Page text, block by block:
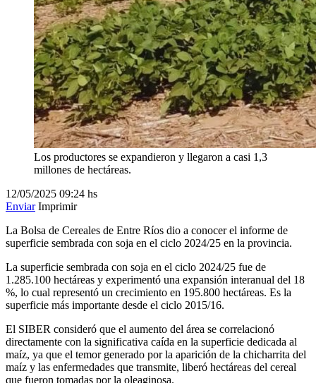
Los productores se expandieron y llegaron a casi 1,3
millones de hectáreas.
12/05/2025 09:24 hs
Enviar Imprimir
La Bolsa de Cereales de Entre Ríos dio a conocer el informe de
superficie sembrada con soja en el ciclo 2024/25 en la provincia.
La superficie sembrada con soja en el ciclo 2024/25 fue de
1.285.100 hectáreas y experimentó una expansión interanual del 18
%, lo cual representó un crecimiento en 195.800 hectáreas. Es la
superficie más importante desde el ciclo 2015/16.
El SIBER consideró que el aumento del área se correlacionó
directamente con la significativa caída en la superficie dedicada al
maíz, ya que el temor generado por la aparición de la chicharrita del
maíz y las enfermedades que transmite, liberó hectáreas del cereal
que fueron tomadas por la oleaginosa.